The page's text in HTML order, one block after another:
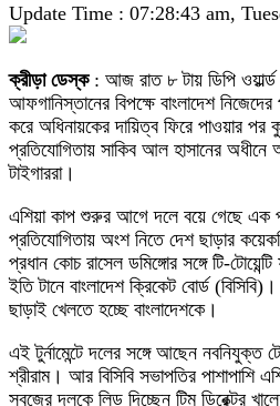
Update Time : 07:28:43 am,
ক্রীড়া ডেস্ক: আজ রাত ৮ টায় ডিপি
আফগানিস্তানের বিপক্ষে বাংলাদেশ
করে অধিনায়কের দায়িত্ব ফিরে পাওয়ার পর
প্রতিযোগিতায় সাকিব আল হাসানের অধীনে
টাইগাররা।
এশিয়া কাপ শুরুর আগে দলে বয়ে গেছে এক
প্রতিযোগিতায় অংশ নিতে দেশ ছাড়ার
প্রধান কোচ রাসেল ডমিঙ্গোর সঙ্গে টি-
ইতি টানে বাংলাদেশ ক্রিকেট বোর্ড
ছাড়াই খেলতে হচ্ছে বাংলাদেশকে।
এই টুর্নামেন্টে দলের সঙ্গে আছেন নবনিযুক্ত
শ্রীরাম। আর বিসিবি সভাপতির পাশাপাশি
সবুজের দলকে লিড দিচ্ছেন টিম ডিরেক্টর